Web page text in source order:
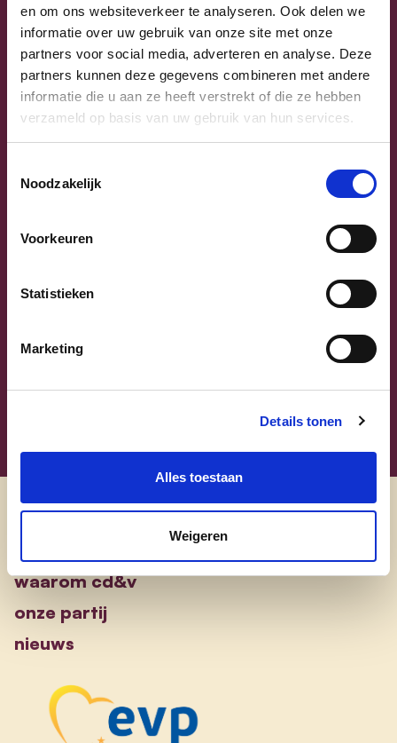
en om ons websiteverkeer te analyseren. Ook delen we
informatie over uw gebruik van onze site met onze
partners voor social media, adverteren en analyse. Deze
partners kunnen deze gegevens combineren met andere
informatie die u aan ze heeft verstrekt of die ze hebben
verzameld op basis van uw gebruik van hun services.
Noodzakelijk
Voorkeuren
Statistieken
Marketing
Details tonen
Alles toestaan
Weigeren
Sammy Mahdi
Sammy Mahdi
Previous
waarom cd&v
onze partij
nieuws